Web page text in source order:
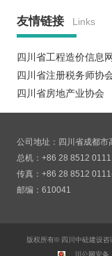
友情链接 Links
四川省工程造价信息网
四川省注册税务师协
四川省房地产业协会
公司地址：四川省成都
总机：+86 28 8512 0111
传真：+86 28 8512
邮编：610041
版权所有© 四川中砝建设咨
川公网安备